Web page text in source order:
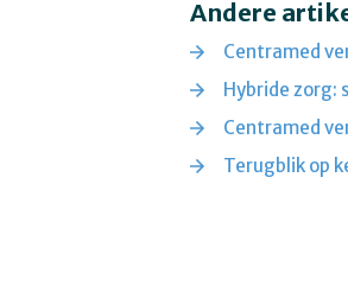
Andere
Centramed
Hybride zorg:
Centramed
Terugblik op